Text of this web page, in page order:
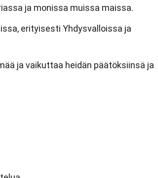
ja monissa muissa maissa.
erityisesti Yhdysvalloissa ja
ja vaikuttaa heidän päätöksiinsä ja